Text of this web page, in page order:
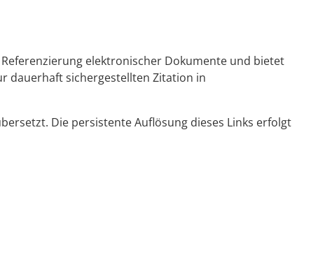
elektronischer Dokumente und bietet
dauerhaft sichergestellten Zitation in
Die persistente Auflösung dieses Links erfolgt